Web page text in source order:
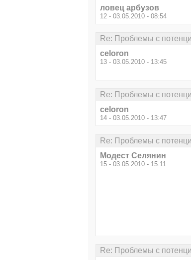
ловец арбузов
12 - 03.05.2010 - 08:54
Re: Проблемы с
celoron
13 - 03.05.2010 - 13:45
Re: Проблемы с
celoron
14 - 03.05.2010 - 13:47
Re: Проблемы с
Модест Селянин
15 - 03.05.2010 - 15:11
Re: Проблемы с